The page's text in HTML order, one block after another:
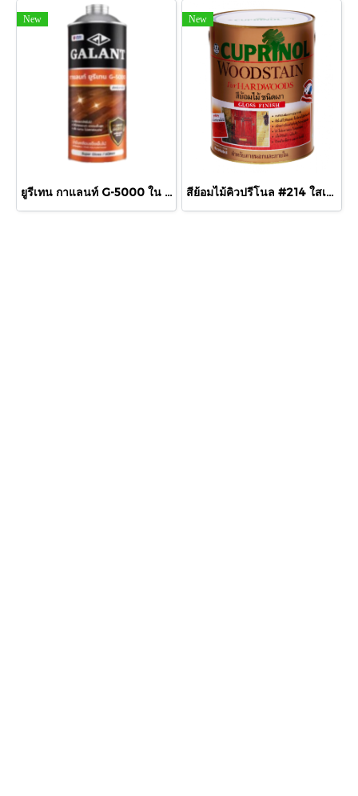
New
ยูรีเทน กาแลนท์ G-5000 ใน 875cc.
New
สีย้อมไม้คิวปรีโนล #214 ใสเงา 1/4 กล.